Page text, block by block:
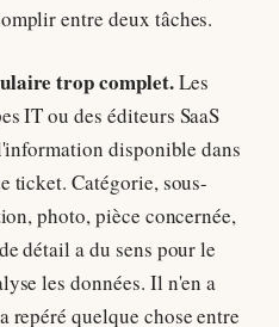
entre deux tâches.
trop complet.Les
IT ou des éditeurs SaaS
disponible dans
ticket. Catégorie, sous-
photo, pièce concernée,
détail a du sens pour le
les données. Il n'en a
repéré quelque chose entre